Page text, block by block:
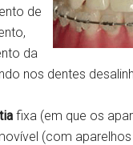
de
da
nos dentes
fixa (em que os
(com